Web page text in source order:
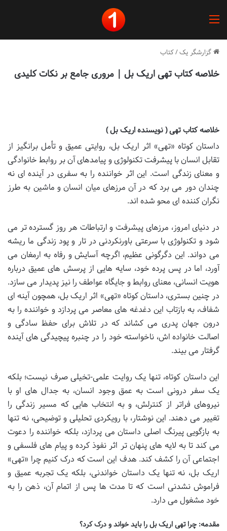
گزارشگر یک/کتاب
خلاصه کتاب تهی اریک بل | مروری جامع بر نکات کلیدی
خلاصه کتاب تهی ( نویسنده اریک بل )
داستان کوتاه «تهی» اثر اریک بل، روایتی عمیق و تأمل برانگیز از
تقابل انسان با پیشرفت تکنولوژی و پیامدهای آن بر روابط خانوادگی
و معنای زندگی است. این اثر خواننده را به سفری در آینده ای نه
چندان دور می برد که در آن مرزهای میان انسان و ماشین به طرز
نگران کننده ای محو شده اند.
در دنیای امروز، مرزهای پیشرفت و ارتباطات هر روز گسترده تر می
شود و تکنولوژی با سرعتی باورنکردنی در تار و پود زندگی ما ریشه
می دواند. این دگرگونی عظیم، اگرچه آسایش و رفاه به ارمغان می
آورد، اما در پس پرده خود، سایه هایی از پرسش های عمیق درباره
هویت انسانی، معنای روابط و جایگاه عواطف را نیز پدیدار می سازد.
در چنین بستری، داستان کوتاه «تهی» اثر اریک بل، همچون آینه ای
شفاف، به بازتاب این دغدغه های معاصر می پردازد و خواننده را به
درون جهان پدری می کشاند که در تلاش برای حفظ سادگی و
اصالت خانواده اش، ناخواسته خود را در چنبره پیچیدگی های آینده
گرفتار می بیند.
این داستان کوتاه، تنها یک روایت علمی-تخیلی صرف نیست؛ بلکه
یک سفر درونی است به عمق وجود انسان، به جدال های او با
نیروهای فراتر از کنترلش، و به انتخاب هایی که مسیر زندگی را
تغییر می دهند. این نوشتار، با رویکردی تحلیلی و توضیحی، نه تنها
به بازگویی پیرنگ اصلی داستان می پردازد، بلکه خواننده را دعوت
می کند تا به لایه های پنهان تر اثر نفوذ کرده و پیام های فلسفی و
اجتماعی آن را کشف کند. هدف این است که درک کنیم چرا «تهی»
اریک بل، نه تنها یک داستان خواندنی، بلکه یک تجربه عمیق و
فراموش نشدنی است که تا مدت ها پس از اتمام آن، ذهن را به
خود مشغول می دارد.
مقدمه: چرا تهی اریک بل را باید خواند و درک کرد؟